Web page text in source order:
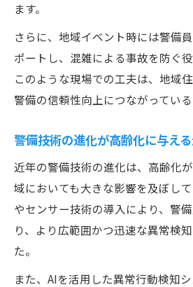
ます。
さらに、地域イベント時には警備
ポートし、混雑による事故を防ぐ役
このような現場での工夫は、地域
警備の信頼性向上につながっている
警備技術の進化が高齢化に与え
近年の警備技術の進化は、高齢化
域においても大きな影響を及ぼし
やセンサー技術の導入により、警
り、より広範囲かつ迅速な異常検
た。
また、AIを活用した異常行動検知